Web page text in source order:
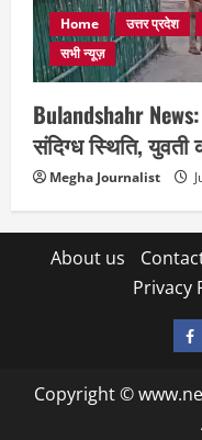
Home उत्तर प्रदेश
सभी न्यूज़
Bulandshahr
संदिग्ध स्थिति,
Megha Journalist
About us
Privacy
Copyright ©